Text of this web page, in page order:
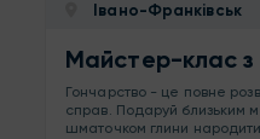
Івано-Франківськ
Майстер-клас з
Гончарство - це повне
справ. Подаруй близьким
шматочком глини